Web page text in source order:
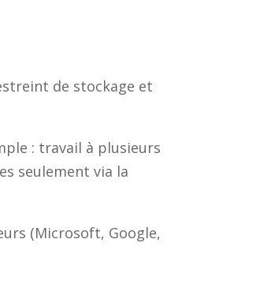
de stockage et
: travail à plusieurs
seulement via la
(Microsoft, Google,